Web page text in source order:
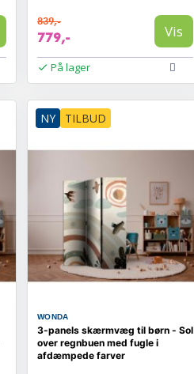
839,-
779,- Vis
På lager
NY TILBUD
WONDA
3-panels skærmvæg til børn - Sol
over regnbuen med fugle i
afdæmpede farver